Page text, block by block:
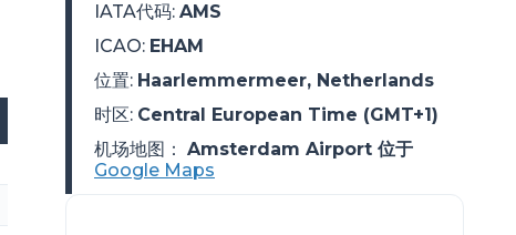
IATA代码: AMS
ICAO: EHAM
位置: Haarlemmermeer, Netherlands
时区: Central European Time (GMT+1)
机场地图： Amsterdam Airport 位于
Google Maps